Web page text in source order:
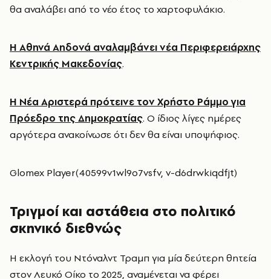
θα αναλάβει από το νέο έτος το χαρτοφυλάκιο.
Η Αθηνά Αηδονά αναλαμβάνει νέα Περιφερειάρχης
Κεντρικής Μακεδονίας.
Η Νέα Αριστερά πρότεινε τον Χρήστο Ράμμο για
Πρόεδρο της Δημοκρατίας. Ο ίδιος λίγες ημέρες
αργότερα ανακοίνωσε ότι δεν θα είναι υποψήφιος.
Glomex Player(40599v1wl9o7vsfv, v-d6drwkiqdfjt)
Τριγμοί και αστάθεια στο πολιτικό
σκηνικό διεθνώς
Η εκλογή του Ντόναλντ Τραμπ για μία δεύτερη θητεία
στον Λευκό Οίκο το 2025, αναμένεται να φέρει